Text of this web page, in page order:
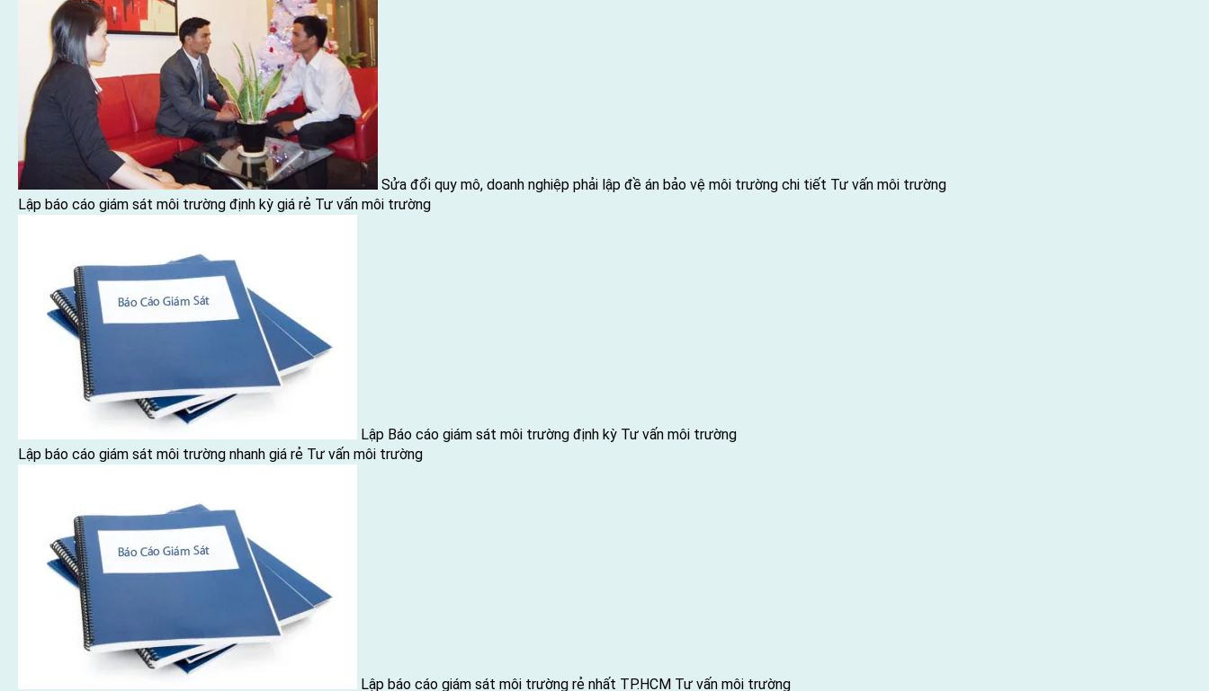
Sửa đổi quy mô, doanh nghiệp phải lập đề án bảo vệ môi trường chi tiết Tư vấn môi trường
Lập báo cáo giám sát môi trường định kỳ giá rẻ Tư vấn môi trường
Lập Báo cáo giám sát môi trường định kỳ Tư vấn môi trường
Lập báo cáo giám sát môi trường nhanh giá rẻ Tư vấn môi trường
Lập báo cáo giám sát môi trường rẻ nhất TP.HCM Tư vấn môi trường